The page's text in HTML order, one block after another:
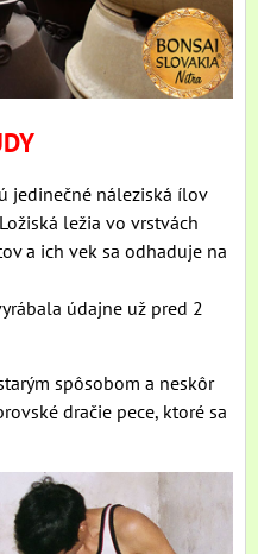
jedinečné náleziská ílov
ležia vo vrstvách
a ich vek sa odhaduje na
údajne už pred 2
spôsobom a neskôr
dračie pece, ktoré sa